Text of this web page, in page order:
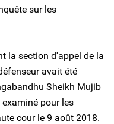
sur les
la section d'appel de la
avait été
Sheikh Mujib
pour les
cour le 9 août 2018.